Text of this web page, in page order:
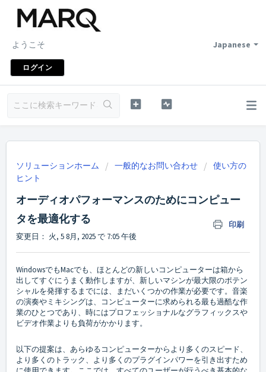
Japanese
ようこそ
ログイン
ソリューションホーム 一般的なお問い合わせ
使い方の
ヒント
オーディオパフォーマンスのためにコンピュー
タを最適化する
印刷
変更日： 火, 5 8月, 2025 で 7:05 午後
WindowsでもMacでも、ほとんどの新しいコンピューターは箱から
出してすぐにうまく動作しますが、新しいマシンが最大限のポテン
シャルを発揮するまでには、まだいくつかの作業が必要です。音楽
の演奏やミキシングは、コンピューターに求められる最も過酷な作
業のひとつであり、時にはプロフェッショナルなグラフィックスや
ビデオ作業よりも負荷がかかります。
以下の提案は、あらゆるコンピューターからより多くのスピード、
より多くのトラック、より多くのプラグインパワーを引き出すため